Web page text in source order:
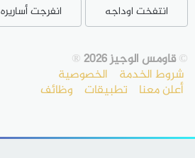
انتفخت اوداجه
انفرجت أساريره
©قاومس الوجيز 2026 ®
شروط الخدمة الخصوصية
أعلن معنا تطبيقات وظائف